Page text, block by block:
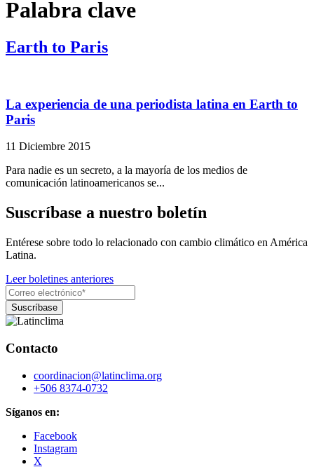
Palabra clave
Earth to Paris
La experiencia de una periodista latina en Earth to
Paris
11 Diciembre 2015
Para nadie es un secreto, a la mayoría de los medios de
comunicación latinoamericanos se...
Suscríbase a nuestro boletín
Entérese sobre todo lo relacionado con cambio climático en América
Latina.
Leer boletines anteriores
Contacto
coordinacion@latinclima.org
+506 8374-0732
Síganos en:
Facebook
Instagram
X